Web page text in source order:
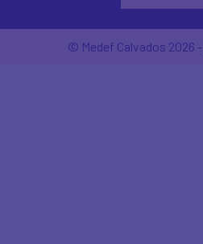
© Medef Calvados 2026 -